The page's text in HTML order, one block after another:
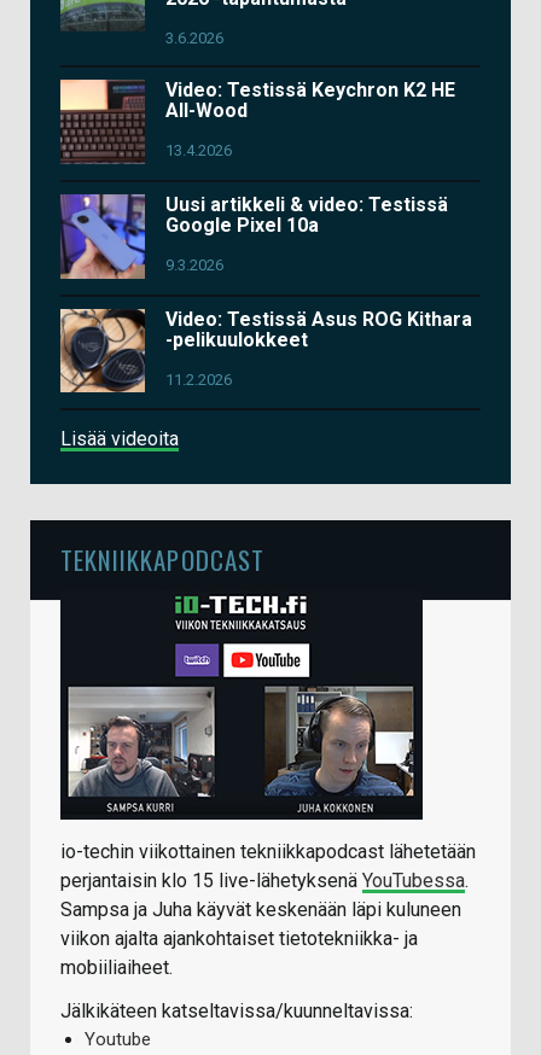
3.6.2026
Video: Testissä Keychron K2 HE
All-Wood
13.4.2026
Uusi artikkeli & video: Testissä
Google Pixel 10a
9.3.2026
Video: Testissä Asus ROG Kithara
-pelikuulokkeet
11.2.2026
Lisää videoita
TEKNIIKKAPODCAST
io-techin viikottainen tekniikkapodcast lähetetään
perjantaisin klo 15 live-lähetyksenä YouTubessa.
Sampsa ja Juha käyvät keskenään läpi kuluneen
viikon ajalta ajankohtaiset tietotekniikka- ja
mobiiliaiheet.
Jälkikäteen katseltavissa/kuunneltavissa:
Youtube